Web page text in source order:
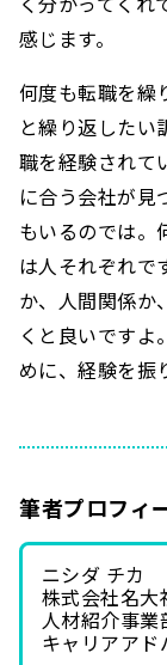
く分かってくれ
感じます。
何度も転職を繰
と繰り返したい
職を経験されて
に合う会社が見
もいるのでは。
は人それぞれで
か、人間関係か
くと良いですよ
めに、経験を振
筆者プロフィ
ニシダ チカ
株式会社名大
人材紹介事業
キャリアアド